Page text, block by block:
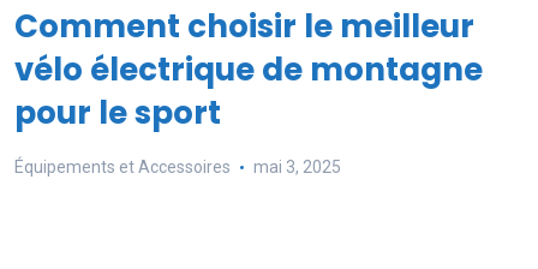
Comment choisir le meilleur
vélo électrique de montagne
pour le sport
Équipements et Accessoires mai 3, 2025